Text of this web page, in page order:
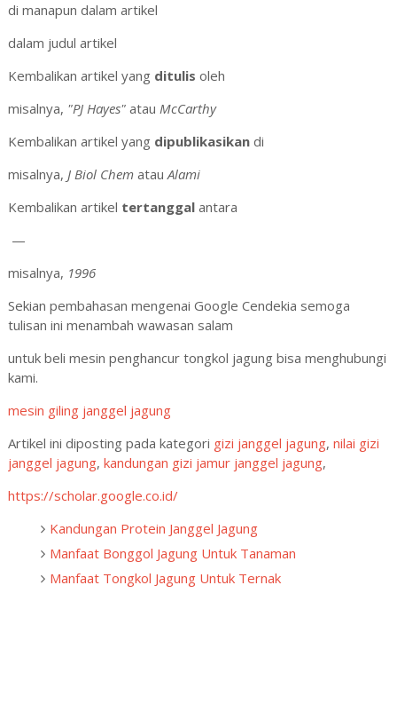
di manapun dalam artikel
dalam judul artikel
Kembalikan artikel yang ditulis oleh
misalnya, "PJ Hayes"atau McCarthy
Kembalikan artikel yang dipublikasikandi
misalnya, J Biol ChematauAlami
Kembalikan artikel tertanggalantara
—
misalnya, 1996
Sekian pembahasan mengenai Google Cendekia semoga
tulisan ini menambah wawasan salam
untuk beli mesin penghancur tongkol jagung bisa menghubungi
kami.
mesin giling janggel jagung
Artikel ini diposting pada kategori gizi janggel jagung, nilai gizi
janggel jagung, kandungan gizi jamur janggel jagung,
https://scholar.google.co.id/
Kandungan Protein Janggel Jagung
Manfaat Bonggol Jagung Untuk Tanaman
Manfaat Tongkol Jagung Untuk Ternak